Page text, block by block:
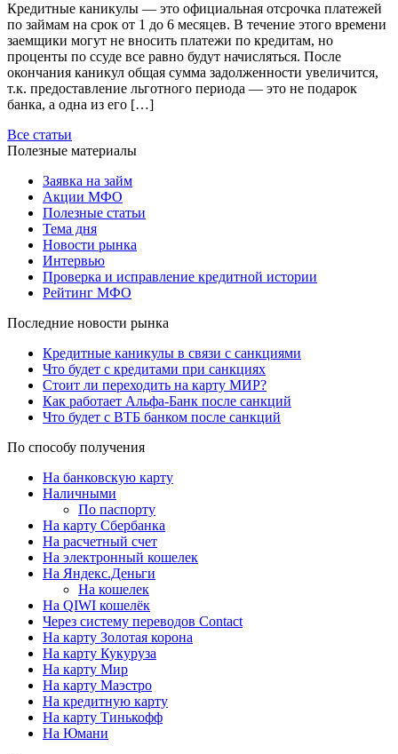
Кредитные каникулы — это официальная отсрочка платежей
по займам на срок от 1 до 6 месяцев. В течение этого времени
заемщики могут не вносить платежи по кредитам, но
проценты по ссуде все равно будут начисляться. После
окончания каникул общая сумма задолженности увеличится,
т.к. предоставление льготного периода — это не подарок
банка, а одна из его […]
Все статьи
Полезные материалы
Заявка на займ
Акции МФО
Полезные статьи
Тема дня
Новости рынка
Интервью
Проверка и исправление кредитной истории
Рейтинг МФО
Последние новости рынка
Кредитные каникулы в связи с санкциями
Что будет с кредитами при санкциях
Стоит ли переходить на карту МИР?
Как работает Альфа-Банк после санкций
Что будет с ВТБ банком после санкций
По способу получения
На банковскую карту
Наличными
По паспорту
На карту Сбербанка
На расчетный счет
На электронный кошелек
На Яндекс.Деньги
На кошелек
На QIWI кошелёк
Через систему переводов Contact
На карту Золотая корона
На карту Кукуруза
На карту Мир
На карту Маэстро
На кредитную карту
На карту Тинькофф
На Юмани